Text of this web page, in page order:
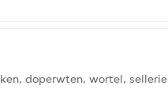
doperwten, wortel,